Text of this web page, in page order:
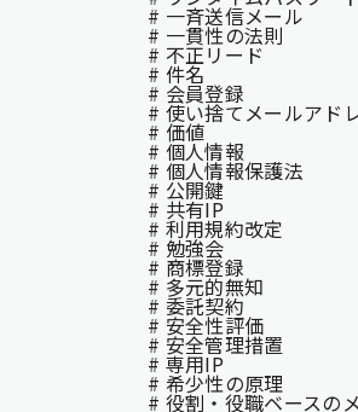
# 一斉送信メール
# 一貫性の法則
# 不正リード
# 件名
# 会員登録
# 使い捨てメールアド
# 価値
# 個人情報
# 個人情報保護法
# 公開鍵
# 共有IP
# 利用規約改定
# 勉強会
# 商標登録
# 多元的無知
# 委託契約
# 安全性評価
# 安全管理措置
# 専用IP
# 希少性の原理
# 役割・役職ベースの